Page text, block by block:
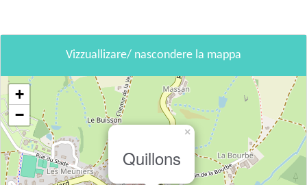
Vizzuallizare/ nascondere la mappa
Quillons
×
+
−